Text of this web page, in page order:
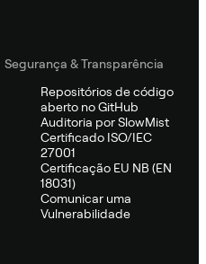
Segurança & Transparência
Repositórios de código
aberto no GitHub
Auditoria por SlowMist
Certificado ISO/IEC
27001
Certificação EU NB (EN
18031)
Comunicar uma
Vulnerabilidade